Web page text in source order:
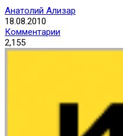
Анатолий Ализар
18.08.2010
Комментарии
2,155